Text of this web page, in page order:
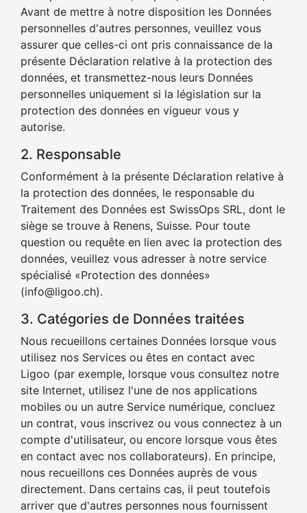
Avant de mettre à notre disposition les Données
personnelles d'autres personnes, veuillez vous
assurer que celles-ci ont pris connaissance de la
présente Déclaration relative à la protection des
données, et transmettez-nous leurs Données
personnelles uniquement si la législation sur la
protection des données en vigueur vous y
autorise.
2. Responsable
Conformément à la présente Déclaration relative à
la protection des données, le responsable du
Traitement des Données est SwissOps SRL, dont le
siège se trouve à Renens, Suisse. Pour toute
question ou requête en lien avec la protection des
données, veuillez vous adresser à notre service
spécialisé «Protection des données»
(info@ligoo.ch).
3. Catégories de Données traitées
Nous recueillons certaines Données lorsque vous
utilisez nos Services ou êtes en contact avec
Ligoo (par exemple, lorsque vous consultez notre
site Internet, utilisez l'une de nos applications
mobiles ou un autre Service numérique, concluez
un contrat, vous inscrivez ou vous connectez à un
compte d'utilisateur, ou encore lorsque vous êtes
en contact avec nos collaborateurs). En principe,
nous recueillons ces Données auprès de vous
directement. Dans certains cas, il peut toutefois
arriver que d'autres personnes nous fournissent